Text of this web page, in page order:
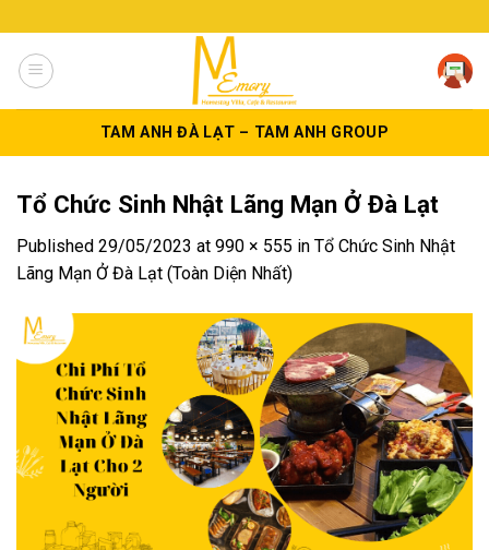
to
content
TAM ANH ĐÀ LẠT – TAM ANH GROUP
Tổ Chức Sinh Nhật Lãng Mạn Ở Đà Lạt
Published 29/05/2023 at 990 × 555 in Tổ Chức Sinh Nhật
Lãng Mạn Ở Đà Lạt (Toàn Diện Nhất)